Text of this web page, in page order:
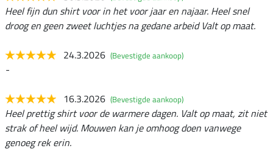
Heel fijn dun shirt voor in het voor jaar en najaar. Heel snel
droog en geen zweet luchtjes na gedane arbeid Valt op maat.
24.3.2026 (Bevestigde aankoop)
-
16.3.2026 (Bevestigde aankoop)
Heel prettig shirt voor de warmere dagen. Valt op maat, zit niet
strak of heel wijd. Mouwen kan je omhoog doen vanwege
genoeg rek erin.